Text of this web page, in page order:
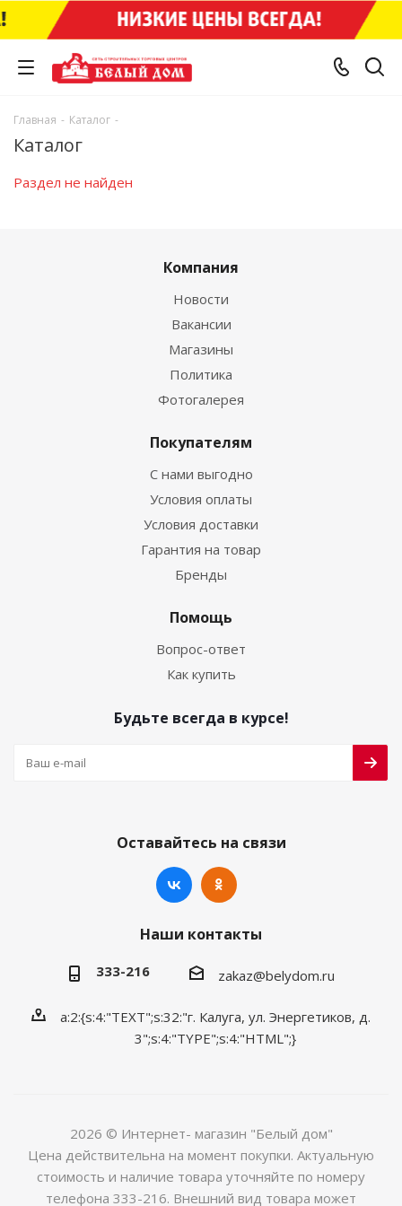
Главная - Каталог -
Каталог
Раздел не найден
Компания
Новости
Вакансии
Магазины
Политика
Фотогалерея
Покупателям
С нами выгодно
Условия оплаты
Условия доставки
Гарантия на товар
Бренды
Помощь
Вопрос-ответ
Как купить
Будьте всегда в курсе!
Оставайтесь на связи
Наши контакты
333-216 zakaz@belydom.ru
a:2:{s:4:"TEXT";s:32:"г. Калуга, ул. Энергетиков, д.
3";s:4:"TYPE";s:4:"HTML";}
2026 © Интернет- магазин "Белый дом"
Цена действительна на момент покупки. Актуальную
стоимость и наличие товара уточняйте по номеру
телефона 333-216. Внешний вид товара может